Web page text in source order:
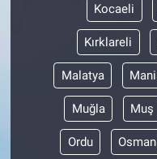
Kocaeli
Kırklareli
Malatya
Muğla Muş
Ordu